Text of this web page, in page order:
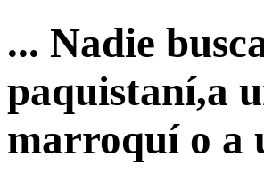
... Nadie
paquistaní,a
marroquí o a